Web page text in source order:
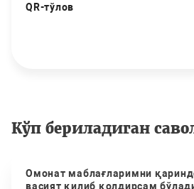
QR-тўлов
Кўп бериладиган
Омонат маблағларимни
васият қилиб қолдирсам